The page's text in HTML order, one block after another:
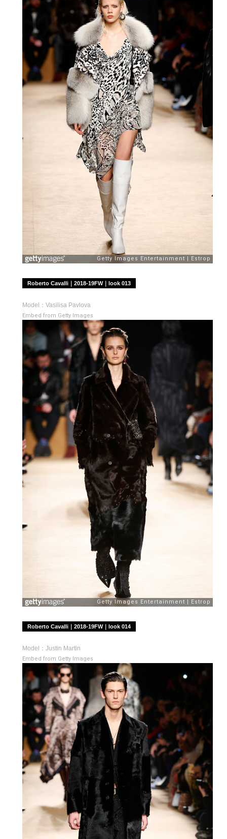
Roberto Cavalli｜2018-19FW｜look 013
Model：Vasilisa Pavlova
Embed from Getty Images
Roberto Cavalli｜2018-19FW｜look 014
Model：Justin Martin
Embed from Getty Images